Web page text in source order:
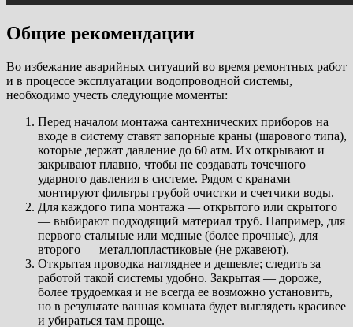
Общие рекомендации
Во избежание аварийных ситуаций во время ремонтных работ
и в процессе эксплуатации водопроводной системы,
необходимо учесть следующие моменты:
Перед началом монтажа сантехнических приборов на
входе в систему ставят запорные краны (шарового типа),
которые держат давление до 60 атм. Их открывают и
закрывают плавно, чтобы не создавать точечного
ударного давления в системе. Рядом с кранами
монтируют фильтры грубой очистки и счетчики воды.
Для каждого типа монтажа — открытого или скрытого
— выбирают подходящий материал труб. Например, для
первого стальные или медные (более прочные), для
второго — металлопластиковые (не ржавеют).
Открытая проводка нагляднее и дешевле; следить за
работой такой системы удобно. Закрытая — дороже,
более трудоемкая и не всегда ее возможно установить,
но в результате ванная комната будет выглядеть красивее
и убираться там проще.